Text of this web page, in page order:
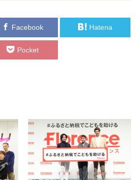
Facebook Hatena
Pocket